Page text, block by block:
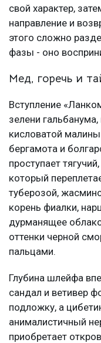
свой характер,
направление и
этого сложно
фазы - оно
Мед, горечь и
Вступление
зелени
кисловатой
бергамота и
проступает
который
туберозой,
корень фиалки,
дурманящее
оттенки черной
пальцами.
Глубина шлейфа
сандал и ветивер
подложку, а
анималистичный
приобретает